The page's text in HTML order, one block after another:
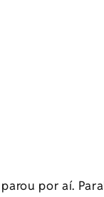
por aí.